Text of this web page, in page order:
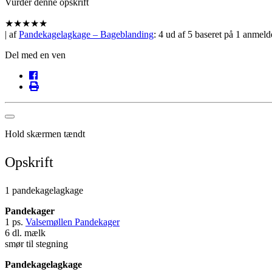
★★★★★
| afPandekagelagkage – Bageblanding: 4 ud af 5 baseret på 1
Del med en ven
Hold skærmen tændt
Opskrift
1 pandekagelagkage
Pandekager
1 ps. Valsemøllen Pandekager
6 dl. mælk
smør til stegning
Pandekagelagkage